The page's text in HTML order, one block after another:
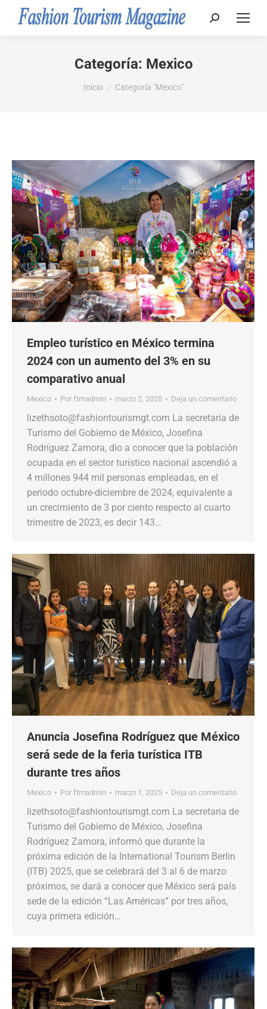
Buscar:
Categoría: Mexico
Estás aquí:
Inicio Categoría "Mexico"
Empleo turístico en México termina
2024 con un aumento del 3% en su
comparativo anual
Mexico Por ftmadmin marzo 2, 2025 Deja un comentario
lizethsoto@fashiontourismgt.com La secretaria de
Turismo del Gobierno de México, Josefina
Rodríguez Zamora, dio a conocer que la población
ocupada en el sector turístico nacional ascendió a
4 millones 944 mil personas empleadas, en el
periodo octubre-diciembre de 2024, equivalente a
un crecimiento de 3 por ciento respecto al cuarto
trimestre de 2023, es decir 143…
Anuncia Josefina Rodríguez que México
será sede de la feria turística ITB
durante tres años
Mexico Por ftmadmin marzo 1, 2025 Deja un comentario
lizethsoto@fashiontourismgt.com La secretaria de
Turismo del Gobierno de México, Josefina
Rodríguez Zamora, informó que durante la
próxima edición de la International Tourism Berlin
(ITB) 2025, que se celebrará del 3 al 6 de marzo
próximos, se dará a conocer que México será país
sede de la edición “Las Américas” por tres años,
cuya primera edición…